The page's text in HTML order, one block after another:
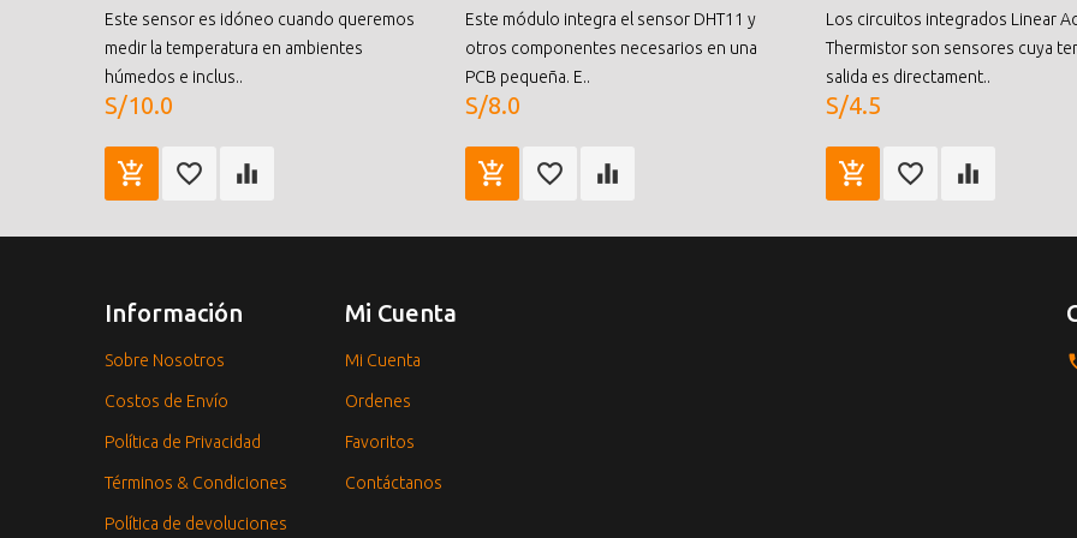
Este sensor es idóneo cuando queremos
medir la temperatura en ambientes
húmedos e inclus..
S/10.0
Este módulo integra el sensor DHT11 y
otros componentes necesarios en una
PCB pequeña. E..
S/8.0
Los circuitos integrados Linear
Thermistor son sensores cuya
salida es directament..
S/4.5
Información
Sobre Nosotros
Costos de Envío
Política de Privacidad
Términos & Condiciones
Política de devoluciones
Mi Cuenta
Mi Cuenta
Ordenes
Favoritos
Contáctanos